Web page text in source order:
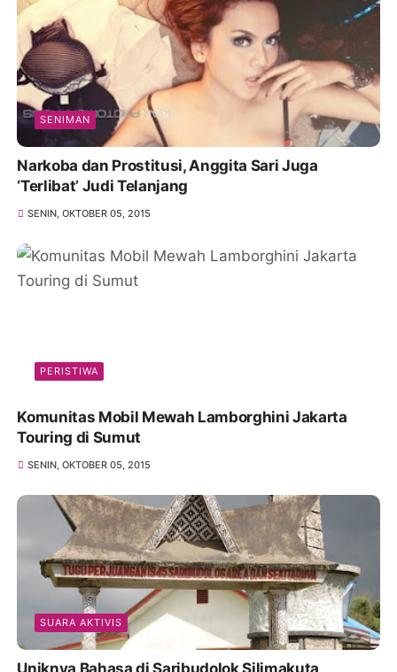
SENIMAN
Narkoba dan Prostitusi, Anggita Sari Juga
‘Terlibat’ Judi Telanjang
SENIN, OKTOBER 05, 2015
PERISTIWA
Komunitas Mobil Mewah Lamborghini Jakarta
Touring di Sumut
SENIN, OKTOBER 05, 2015
SUARA AKTIVIS